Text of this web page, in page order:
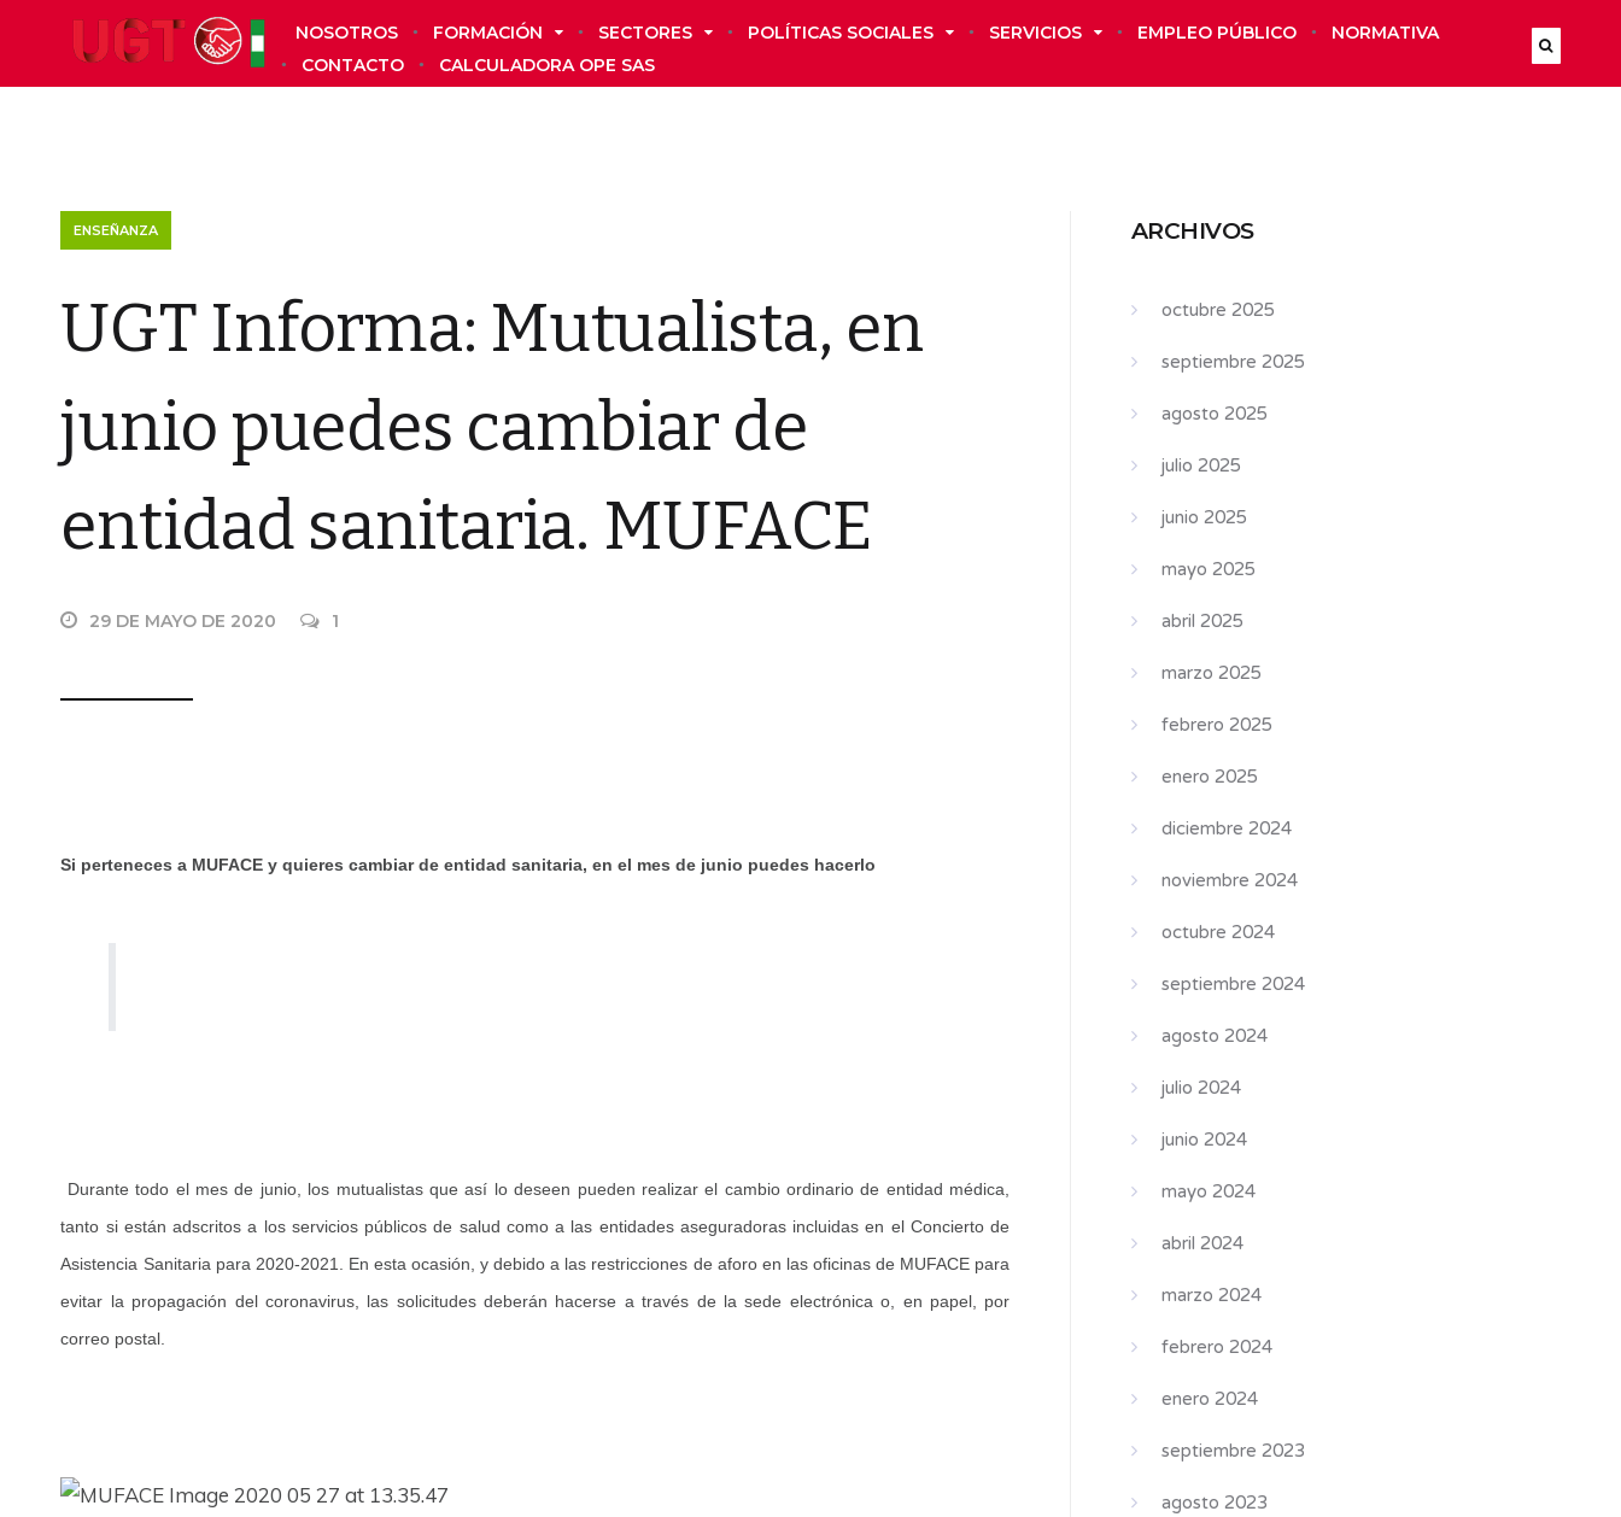
NOSOTROS FORMACIÓN SECTORES POLÍTICAS SOCIALES SERVICIOS EMPLEO PÚBLICO
NORMATIVA
CONTACTO
CALCULADORA OPE SAS
ENSEÑANZA
UGT Informa: Mutualista, en
junio puedes cambiar de
entidad sanitaria. MUFACE
29 DE MAYO DE 2020 1
Si perteneces a MUFACE y quieres cambiar de entidad sanitaria, en el mes de junio puedes hacerlo
Durante todo el mes de junio, los mutualistas que así lo deseen pueden realizar el cambio ordinario de entidad médica,
tanto si están adscritos a los servicios públicos de salud como a las entidades aseguradoras incluidas en el Concierto de
Asistencia Sanitaria para 2020-2021. En esta ocasión, y debido a las restricciones de aforo en las oficinas de MUFACE para
evitar la propagación del coronavirus, las solicitudes deberán hacerse a través de la sede electrónica o, en papel, por
correo postal.
ARCHIVOS
octubre 2025
septiembre 2025
agosto 2025
julio 2025
junio 2025
mayo 2025
abril 2025
marzo 2025
febrero 2025
enero 2025
diciembre 2024
noviembre 2024
octubre 2024
septiembre 2024
agosto 2024
julio 2024
junio 2024
mayo 2024
abril 2024
marzo 2024
febrero 2024
enero 2024
septiembre 2023
agosto 2023